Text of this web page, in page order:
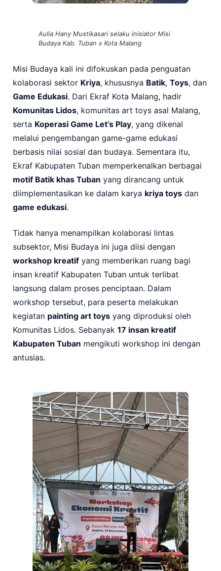
Aulia Hany Mustikasari selaku inisiator Misi
Budaya Kab. Tuban x Kota Malang
Misi Budaya kali ini difokuskan pada penguatan
kolaborasi sektor Kriya, khususnya Batik, Toys, dan
Game Edukasi. Dari Ekraf Kota Malang, hadir
Komunitas Lidos, komunitas art toys asal Malang,
serta Koperasi Game Let’s Play, yang dikenal
melalui pengembangan game-game edukasi
berbasis nilai sosial dan budaya. Sementara itu,
Ekraf Kabupaten Tuban memperkenalkan berbagai
motif Batik khas Tuban yang dirancang untuk
diimplementasikan ke dalam karya kriya toys dan
game edukasi.
Tidak hanya menampilkan kolaborasi lintas
subsektor, Misi Budaya ini juga diisi dengan
workshop kreatif yang memberikan ruang bagi
insan kreatif Kabupaten Tuban untuk terlibat
langsung dalam proses penciptaan. Dalam
workshop tersebut, para peserta melakukan
kegiatan painting art toys yang diproduksi oleh
Komunitas Lidos. Sebanyak 17 insan kreatif
Kabupaten Tuban mengikuti workshop ini dengan
antusias.